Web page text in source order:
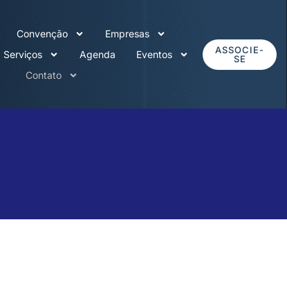
ASSOCIE-
SE
Convenção
Empresas
Serviços Agenda
Eventos
Contato